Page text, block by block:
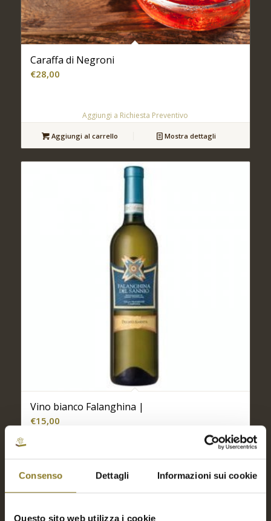
Consenso Dettagli Informazioni sui cookie
Questo sito web utilizza i cookie
Caraffa di Negroni
€28,00
Aggiungi a Richiesta Preventivo
Aggiungi al carrello Mostra dettagli
Vino bianco Falanghina |
€15,00
Aggiungi a Richiesta Preventivo
Aggiungi al carrello Mostra dettagli